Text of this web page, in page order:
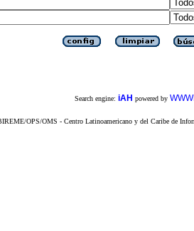
Search engine: iAH powered by
OPS/OMS - Centro Latinoamericano y del Caribe de